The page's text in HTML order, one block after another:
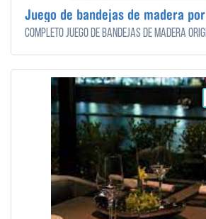
Juego de bandejas de madera